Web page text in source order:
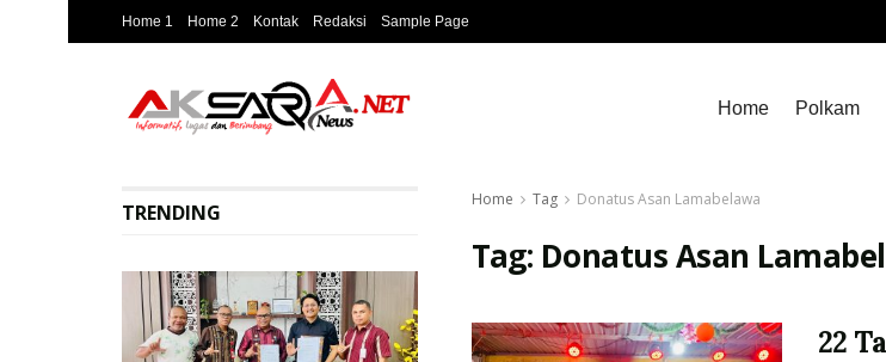
Home 1 Home 2 Kontak Redaksi Sample Page
Home Polkam
Home Tag Donatus Asan Lamabelawa
Tag: Donatus Asan
22
TRENDING